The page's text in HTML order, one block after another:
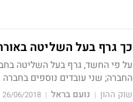
כך גרף בעל השליטה
על פי החשד, גרף בעל השליטה
החברה; שני עובדים נוספים
שוק ההון | נועם בראל |
26/06/2018